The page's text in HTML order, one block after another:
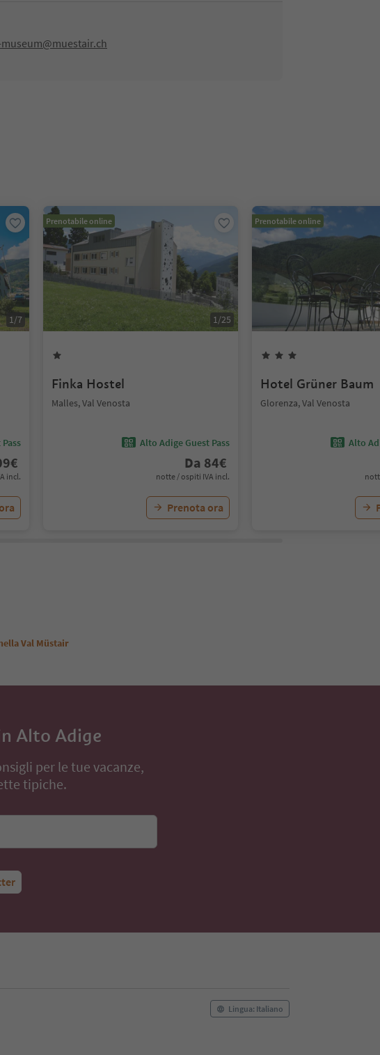
1/7
€
incl.
Prenotabile online
1/25
Finka Hostel
Malles, Val Venosta
Alto Adige Guest Pass
Da 84€
notte / ospiti IVA incl.
Prenota ora
Prenotabile online
Hotel Grüner Baum
Glorenza, Val Venosta
Alto
Val Müstair
Alto Adige
per le tue vacanze,
tipiche.
Lingua: Italiano